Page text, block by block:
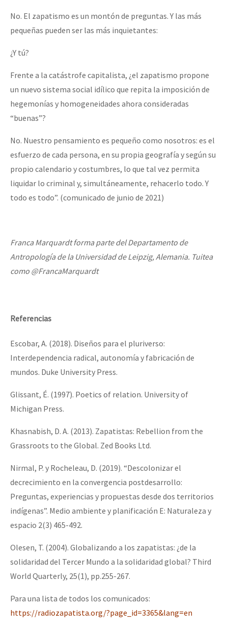
No. El zapatismo es un montón de preguntas. Y las más
pequeñas pueden ser las más inquietantes:
¿Y tú?
Frente a la catástrofe capitalista, ¿el zapatismo propone
un nuevo sistema social idílico que repita la imposición de
hegemonías y homogeneidades ahora consideradas
“buenas”?
No. Nuestro pensamiento es pequeño como nosotros: es el
esfuerzo de cada persona, en su propia geografía y según su
propio calendario y costumbres, lo que tal vez permita
liquidar lo criminal y, simultáneamente, rehacerlo todo. Y
todo es todo”. (comunicado de junio de 2021)
Franca Marquardt forma parte del Departamento de
Antropología de la Universidad de Leipzig, Alemania. Tuitea
como @FrancaMarquardt
Referencias
Escobar, A. (2018). Diseños para el pluriverso:
Interdependencia radical, autonomía y fabricación de
mundos. Duke University Press.
Glissant, É. (1997). Poetics of relation. University of
Michigan Press.
Khasnabish, D. A. (2013). Zapatistas: Rebellion from the
Grassroots to the Global. Zed Books Ltd.
Nirmal, P. y Rocheleau, D. (2019). “Descolonizar el
decrecimiento en la convergencia postdesarrollo:
Preguntas, experiencias y propuestas desde dos territorios
indígenas”. Medio ambiente y planificación E: Naturaleza y
espacio 2(3) 465-492.
Olesen, T. (2004). Globalizando a los zapatistas: ¿de la
solidaridad del Tercer Mundo a la solidaridad global? Third
World Quarterly, 25(1), pp.255-267.
Para una lista de todos los comunicados:
https://radiozapatista.org/?page_id=3365&lang=en